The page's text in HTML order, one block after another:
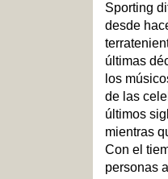
Sporting
desde
últimas
los
de las
últimos
mientras
Con el
personas